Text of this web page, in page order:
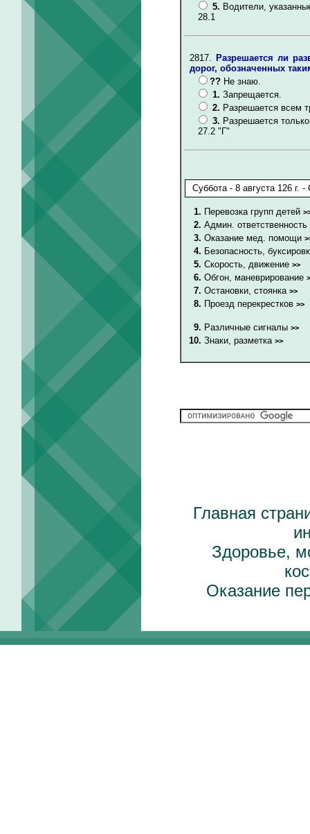
5. Водители,
28.1
2817. Разрешается ли
дорог, обозначенных
?? Не знаю.
1. Запрещается.
2. Разрешается всем
3. Разрешается
27.2 "Г"
1. Перевозка групп детей
2. Админ. ответственность
3. Оказание мед. помощи
4. Безопасность,
5. Скорость, движение >>
6. Обгон, маневрирование
7. Остановки, стоянка >>
8. Проезд перекрестков >>
9. Различные сигналы >>
10. Знаки, разметка >>
Главная
Здоровье,
Оказание